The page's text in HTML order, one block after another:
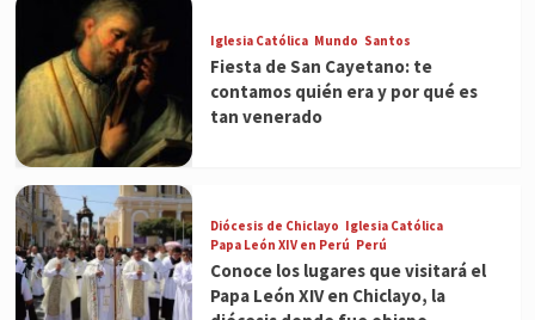
Iglesia Católica Mundo Santos
Fiesta de San Cayetano: te
contamos quién era y por qué es
tan venerado
Diócesis de Chiclayo Iglesia Católica
Papa León XIV en Perú Perú
Conoce los lugares que visitará el
Papa León XIV en Chiclayo, la